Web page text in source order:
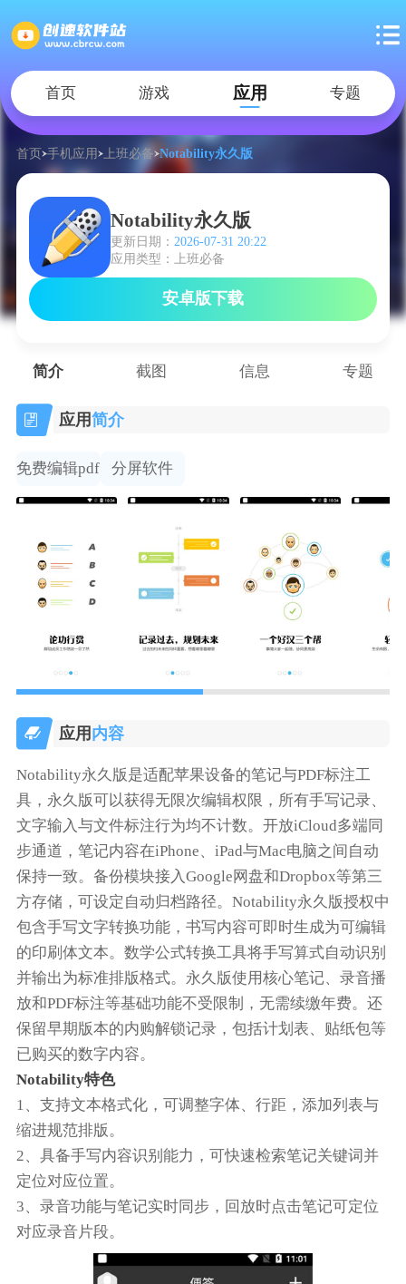
首页 游戏 应用 专题
首页 手机应用 上班必备 Notability永久版
Notability永久版
更新日期： 2026-07-31 20:22
应用类型：上班必备
安卓版下载
简介 截图 信息 专题
应用简介
免费编辑pdf 分屏软件
应用 内容
Notability永久版是适配苹果设备的笔记与PDF标注工
具，永久版可以获得无限次编辑权限，所有手写记录、
文字输入与文件标注行为均不计数。开放iCloud多端同
步通道，笔记内容在iPhone、iPad与Mac电脑之间自动
保持一致。备份模块接入Google网盘和Dropbox等第三
方存储，可设定自动归档路径。Notability永久版授权中
包含手写文字转换功能，书写内容可即时生成为可编辑
的印刷体文本。数学公式转换工具将手写算式自动识别
并输出为标准排版格式。永久版使用核心笔记、录音播
放和PDF标注等基础功能不受限制，无需续缴年费。还
保留早期版本的内购解锁记录，包括计划表、贴纸包等
已购买的数字内容。
Notability特色
1、支持文本格式化，可调整字体、行距，添加列表与
缩进规范排版。
2、具备手写内容识别能力，可快速检索笔记关键词并
定位对应位置。
3、录音功能与笔记实时同步，回放时点击笔记可定位
对应录音片段。